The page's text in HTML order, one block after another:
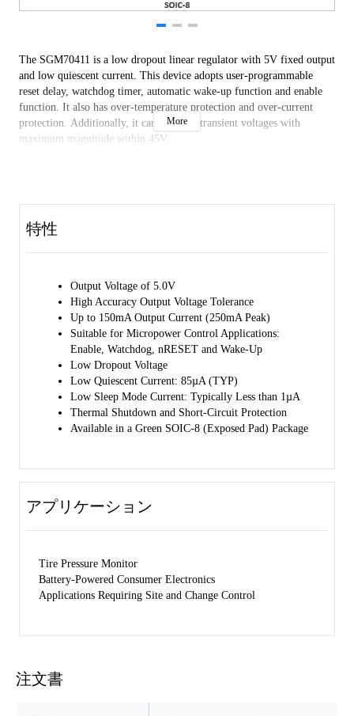
The SGM70411 is a low dropout linear regulator with 5V fixed output
and low quiescent current. This device adopts user-programmable
reset delay, watchdog timer, automatic wake-up function and enable
function. It also has over-temperature protection and over-current
protection. Additionally, it can suppress transient voltages with
maximum magnitude within 45V.
More
特性
Output Voltage of 5.0V
High Accuracy Output Voltage Tolerance
Up to 150mA Output Current (250mA Peak)
Suitable for Micropower Control Applications:
Enable, Watchdog, nRESET and Wake-Up
Low Dropout Voltage
Low Quiescent Current: 85µA (TYP)
Low Sleep Mode Current: Typically Less than 1µA
Thermal Shutdown and Short-Circuit Protection
Available in a Green SOIC-8 (Exposed Pad) Package
アプリケーション
Tire Pressure Monitor
Battery-Powered Consumer Electronics
Applications Requiring Site and Change Control
注文書